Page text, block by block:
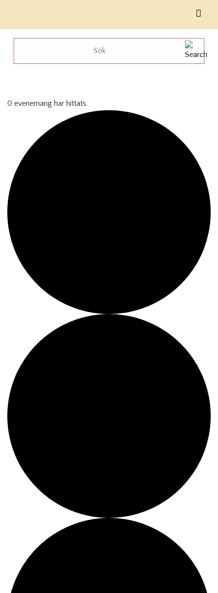
0 evenemang har hittats.